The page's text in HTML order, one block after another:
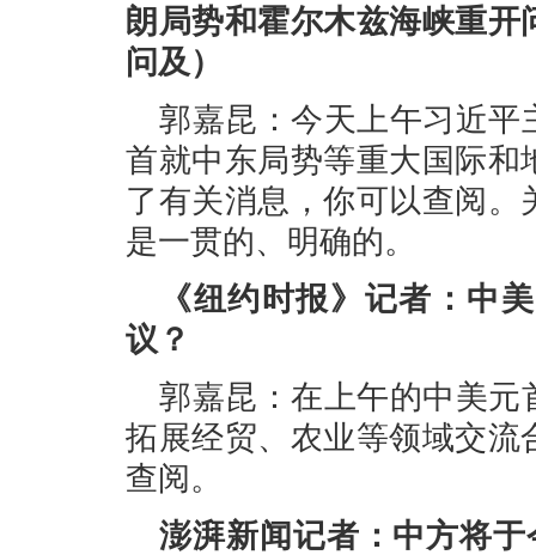
朗局势和霍尔木兹海峡重
问及）
郭嘉昆：今天上午习近平
首就中东局势等重大国际
了有关消息，你可以查阅
是一贯的、明确的。
《纽约时报》记者：中
议？
郭嘉昆：在上午的中美元
拓展经贸、农业等领域交
查阅。
澎湃新闻记者：中方将